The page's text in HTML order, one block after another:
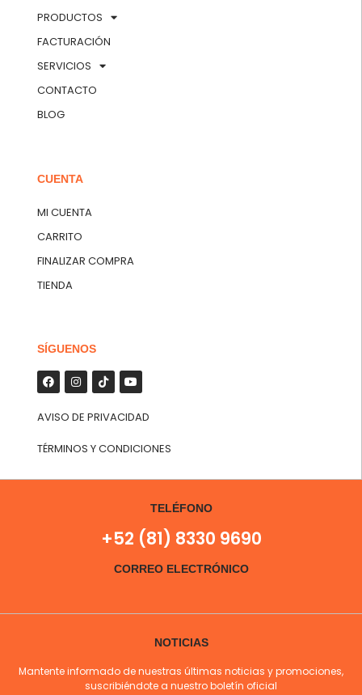
PRODUCTOS
FACTURACIÓN
SERVICIOS
CONTACTO
BLOG
CUENTA
MI CUENTA
CARRITO
FINALIZAR COMPRA
TIENDA
SÍGUENOS
AVISO DE PRIVACIDAD
TÉRMINOS Y CONDICIONES
TELÉFONO
+52 (81) 8330 9690
CORREO ELECTRÓNICO
NOTICIAS
Mantente informado de nuestras últimas noticias y promociones,
suscribiéndote a nuestro boletín oficial